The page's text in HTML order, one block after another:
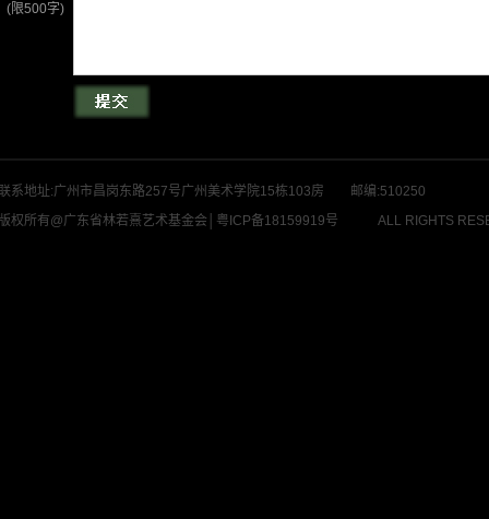
(限500字)
系地址:广州市昌岗东路257号广州美术学院15栋103房 邮编:510250
权所有@广东省林若熹艺术基金会│ 粤ICP备18159919号 ALL RIGHTS